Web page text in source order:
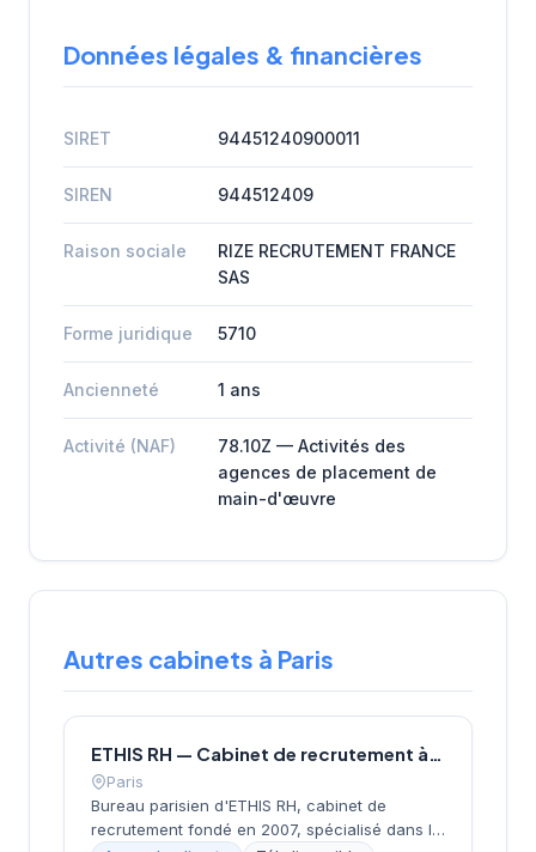
Données légales & financières
SIRET 94451240900011
SIREN 944512409
Raison sociale
RIZE RECRUTEMENT FRANCE
SAS
Forme juridique 5710
Ancienneté 1 ans
Activité (NAF)
78.10Z — Activités des
agences de placement de
main-d'œuvre
Autres cabinets à Paris
ETHIS RH — Cabinet de recrutement à Paris
Paris
Bureau parisien d'ETHIS RH, cabinet de
recrutement fondé en 2007, spécialisé dans le